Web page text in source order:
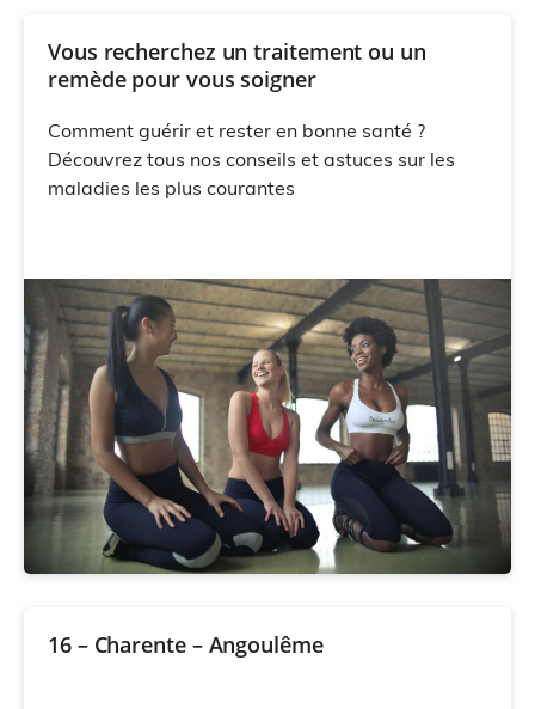
Vous recherchez un traitement ou un
remède pour vous soigner
Comment guérir et rester en bonne santé ?
Découvrez tous nos conseils et astuces sur les
maladies les plus courantes
16 – Charente – Angoulême